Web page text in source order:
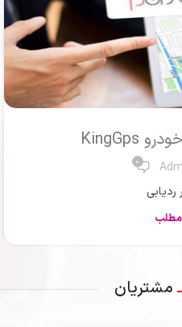
پی اس خودرو
Mr
0
جی پی اس
مطلب
مشتریان